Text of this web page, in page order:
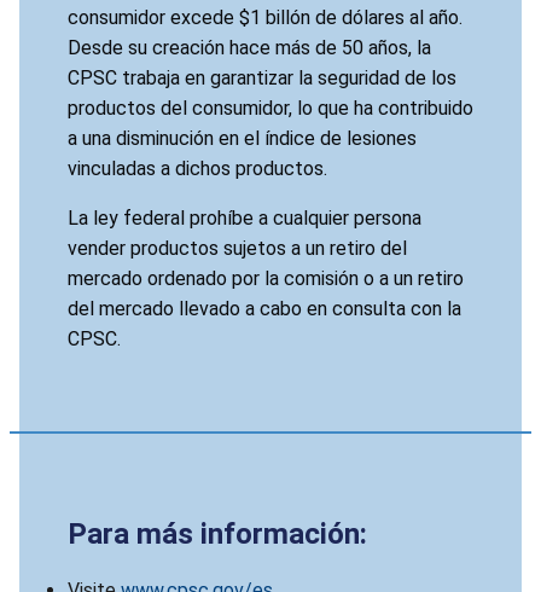
consumidor excede $1 billón de dólares al año.
Desde su creación hace más de 50 años, la
CPSC trabaja en garantizar la seguridad de los
productos del consumidor, lo que ha contribuido
a una disminución en el índice de lesiones
vinculadas a dichos productos.
La ley federal prohíbe a cualquier persona
vender productos sujetos a un retiro del
mercado ordenado por la comisión o a un retiro
del mercado llevado a cabo en consulta con la
CPSC.
Para más información: